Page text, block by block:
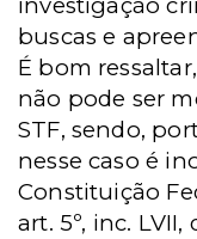
buscas e
É bom
não pode ser
STF, sendo,
nesse caso é
Constituição
art. 5º, inc.